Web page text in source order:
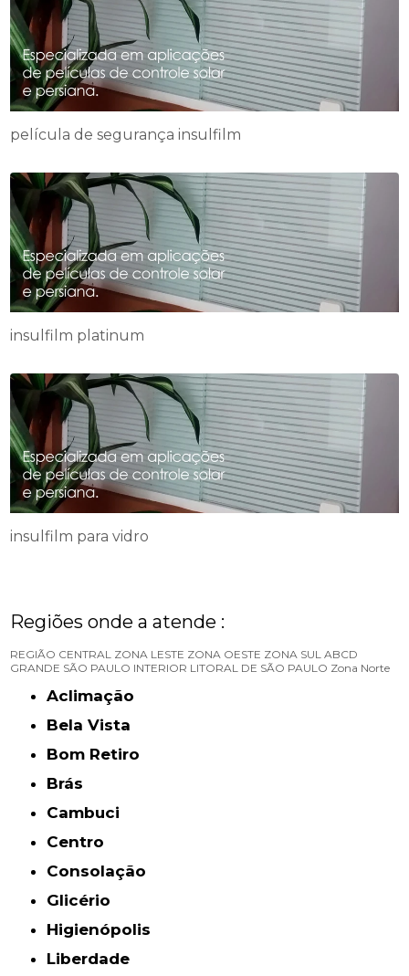
película de segurança insulfilm
insulfilm platinum
insulfilm para vidro
Regiões onde a atende :
REGIÃO CENTRAL ZONA LESTE ZONA OESTE ZONA SUL ABCD
GRANDE SÃO PAULO INTERIOR LITORAL DE SÃO PAULO Zona Norte
Aclimação
Bela Vista
Bom Retiro
Brás
Cambuci
Centro
Consolação
Glicério
Higienópolis
Liberdade